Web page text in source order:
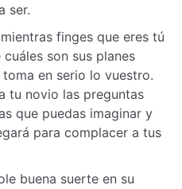
ser.
finges que eres tú
son sus planes
en serio lo vuestro.
tu novio las preguntas
que puedas imaginar y
para complacer a tus
buena suerte en su